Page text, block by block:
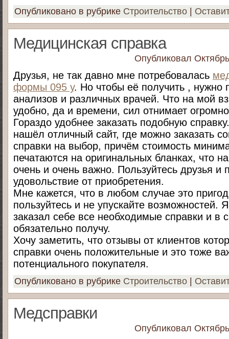
Опубликовано в рубрике Строительство
Медицинская справка
Опубликовал
Друзья, не так давно мне потребовалась
формы 095 у. Но чтобы её получить , нужно
анализов и различных врачей. Что на мой
удобно, да и времени, сил отнимает
Гораздо удобнее заказать подобную
нашёл отличный сайт, где можно заказать
справки на выбор, причём стоимость
печатаются на оригинальных бланках, что
очень и очень важно. Пользуйтесь друзья и
удовольствие от приобретения.
Мне кажется, что в любом случае это
пользуйтесь и не упускайте возможностей.
заказал себе все необходимые справки и в
обязательно получу.
Хочу заметить, что отзывы от клиентов
справки очень положительные и это тоже
потенциального покупателя.
Опубликовано в рубрике Строительство
Медсправки
Опубликовал